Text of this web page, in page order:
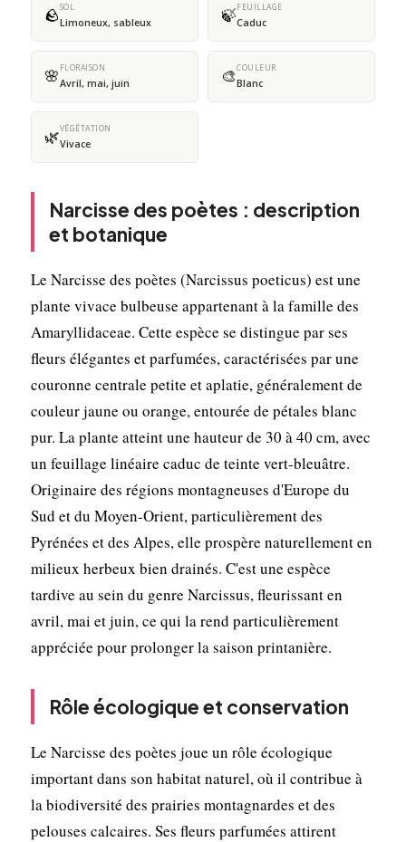
🪨SOL
Limoneux, sableux 🍃FEUILLAGE
Caduc
🌸 FLORAISON
Avril, mai, juin 🎨COULEUR
Blanc
🌿VÉGÉTATION
Vivace
Narcisse des poètes : description
et botanique
Le Narcisse des poètes (Narcissus poeticus) est une
plante vivace bulbeuse appartenant à la famille des
Amaryllidaceae. Cette espèce se distingue par ses
fleurs élégantes et parfumées, caractérisées par une
couronne centrale petite et aplatie, généralement de
couleur jaune ou orange, entourée de pétales blanc
pur. La plante atteint une hauteur de 30 à 40 cm, avec
un feuillage linéaire caduc de teinte vert-bleuâtre.
Originaire des régions montagneuses d'Europe du
Sud et du Moyen-Orient, particulièrement des
Pyrénées et des Alpes, elle prospère naturellement en
milieux herbeux bien drainés. C'est une espèce
tardive au sein du genre Narcissus, fleurissant en
avril, mai et juin, ce qui la rend particulièrement
appréciée pour prolonger la saison printanière.
Rôle écologique et conservation
Le Narcisse des poètes joue un rôle écologique
important dans son habitat naturel, où il contribue à
la biodiversité des prairies montagnardes et des
pelouses calcaires. Ses fleurs parfumées attirent